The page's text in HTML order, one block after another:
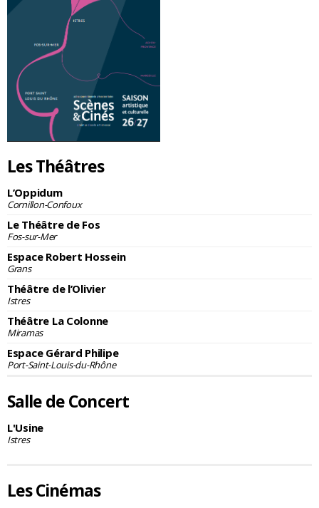
Les Théâtres
L’Oppidum
Cornillon-Confoux
Le Théâtre de Fos
Fos-sur-Mer
Espace Robert Hossein
Grans
Théâtre de l’Olivier
Istres
Théâtre La Colonne
Miramas
Espace Gérard Philipe
Port-Saint-Louis-du-Rhône
Salle de Concert
L'Usine
Istres
Les Cinémas